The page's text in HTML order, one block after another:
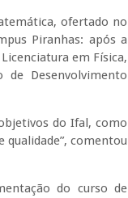
ofertado no
Piranhas: após a
em Física,
Desenvolvimento
do Ifal, como
qualidade”, comentou
do curso de